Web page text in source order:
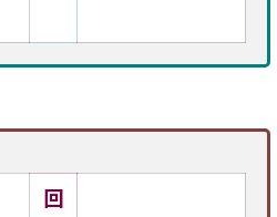
回